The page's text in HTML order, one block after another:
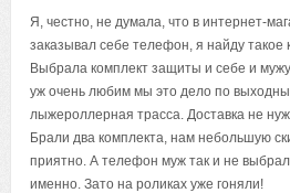
Я, честно, не думала, что в интернет-
заказывал себе телефон, я найду такое
Выбрала комплект защиты и себе и
уж очень любим мы это дело по
лыжероллерная трасса. Доставка не
Брали два комплекта, нам небольшую
приятно. А телефон муж так и не
именно. Зато на роликах уже гоняли!